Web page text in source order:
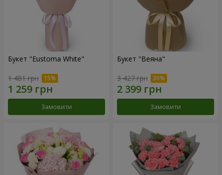
Букет "Eustoma White"
1 481 грн
Замовити
Букет "Веяна"
3 427 грн
Замовити